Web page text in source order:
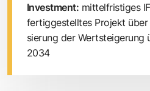
Investment: mittelfristiges
fertiggestelltes Projekt
sierung der Wertsteigerung
2034